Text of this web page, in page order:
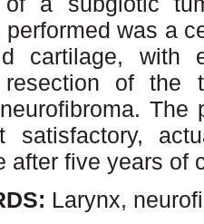
performed was a
cartilage, with
resection of the
The
satisfactory,
after five years of
Larynx,